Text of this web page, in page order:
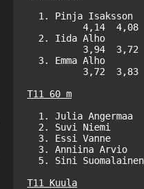
1. Pinja
4,14  4,08
2. Iida Alho
3,94  3,72
3. Emma Alho
3,72  3,83
T11 60 m
1. Julia Angermaa
2. Suvi Niemi
3. Essi Vanne
3. Anniina Arvio
5. Sini
T11 Kuula